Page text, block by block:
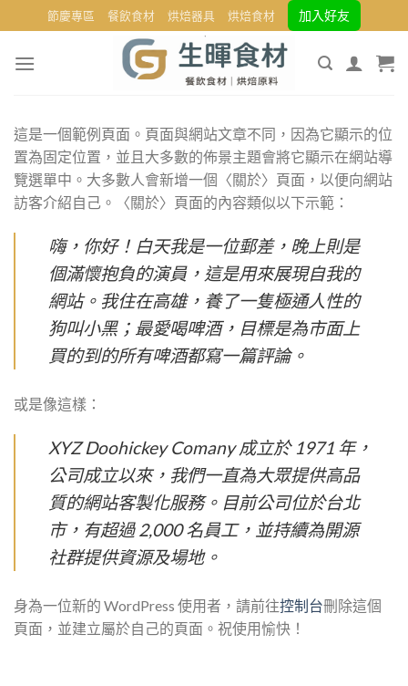
to
content
節慶專區 餐飲食材 烘焙器具 烘焙食材 加入好友
這是一個範例頁面。頁面與網站文章不同，因為它顯示的位
置為固定位置，並且大多數的佈景主題會將它顯示在網站導
覽選單中。大多數人會新增一個〈關於〉頁面，以便向網站
訪客介紹自己。〈關於〉頁面的內容類似以下示範：
嗨，你好！白天我是一位郵差，晚上則是
個滿懷抱負的演員，這是用來展現自我的
網站。我住在高雄，養了一隻極通人性的
狗叫小黑；最愛喝啤酒，目標是為市面上
買的到的所有啤酒都寫一篇評論。
或是像這樣：
XYZ Doohickey Comany 成立於 1971 年，
公司成立以來，我們一直為大眾提供高品
質的網站客製化服務。目前公司位於台北
市，有超過 2,000 名員工，並持續為開源
社群提供資源及場地。
身為一位新的 WordPress 使用者，請前往控制台刪除這個
頁面，並建立屬於自己的頁面。祝使用愉快！